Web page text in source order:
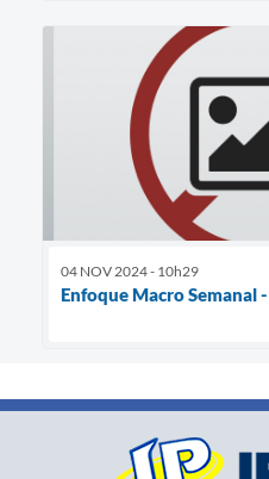
04 NOV 2024 - 10h29
Enfoque Macro Semanal